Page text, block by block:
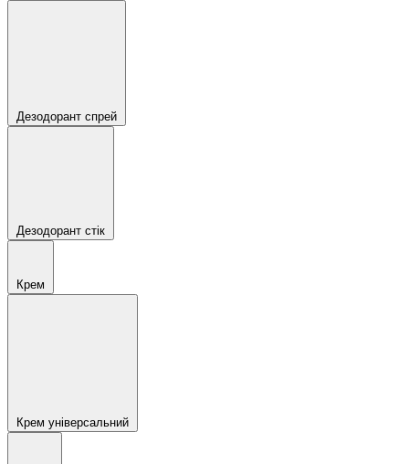
Дезодорант спрей
Дезодорант стік
Крем
Крем універсальний